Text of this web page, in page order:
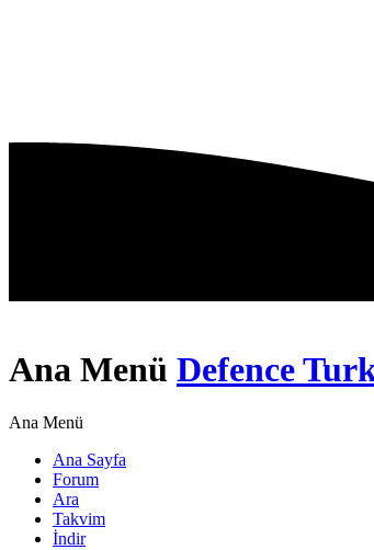
Ana Menü Defence
Ana Menü
Ana Sayfa
Forum
Ara
Takvim
İndir